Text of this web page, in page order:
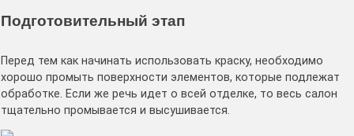
Подготовительный этап
Перед тем как начинать использовать краску, необходимо
хорошо промыть поверхности элементов, которые подлежат
обработке. Если же речь идет о всей отделке, то весь салон
тщательно промывается и высушивается.